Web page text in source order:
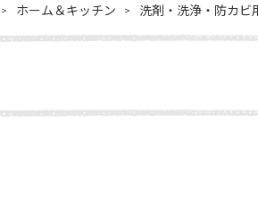
ホーム＆キッチン 洗剤・洗浄・防カビ